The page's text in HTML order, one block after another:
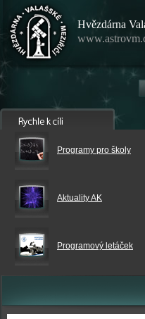
Hvězdárna
Programy pro školy
Aktuality AK
Programový letáček